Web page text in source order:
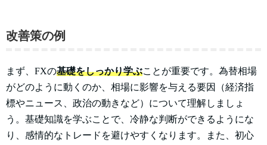
改善策の例
まず、FXの基礎をしっかり学ぶことが重要です。為替相場
がどのように動くのか、相場に影響を与える要因（経済指
標やニュース、政治の動きなど）について理解しましょ
う。基礎知識を学ぶことで、冷静な判断ができるようにな
り、感情的なトレードを避けやすくなります。また、初心